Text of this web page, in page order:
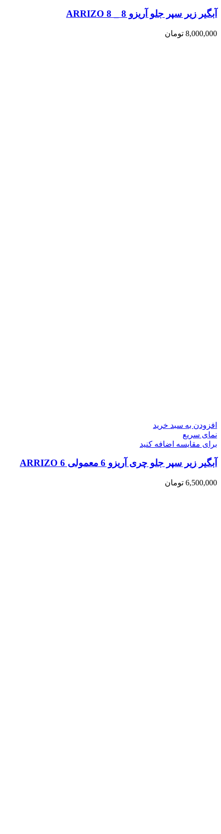
آبگیر زیر سپر جلو آریزو 8 _ ARRIZO 8
8,000,000 تومان
افزودن به سبد خرید
نمای سریع
برای مقایسه اضافه کنید
آبگیر زیر سپر جلو چری آریزو 6 معمولی ARRIZO 6
6,500,000 تومان